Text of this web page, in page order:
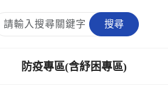
搜尋
防疫專區(含紓困專區)